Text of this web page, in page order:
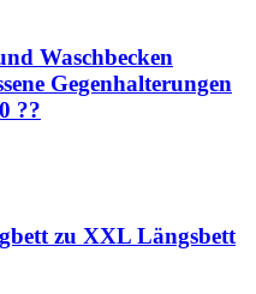
Waschbecken
Gegenhalterungen
??
zu XXL Längsbett